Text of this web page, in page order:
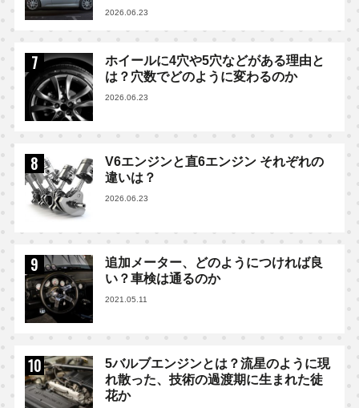
2026.06.23
ホイールに4穴や5穴などがある理由と
は？穴数でどのように変わるのか
2026.06.23
V6エンジンと直6エンジン それぞれの
違いは？
2026.06.23
追加メーター、どのようにつければ良
い？車検は通るのか
2021.05.11
5バルブエンジンとは？流星のように現
れ散った、技術の過渡期に生まれた徒
花か